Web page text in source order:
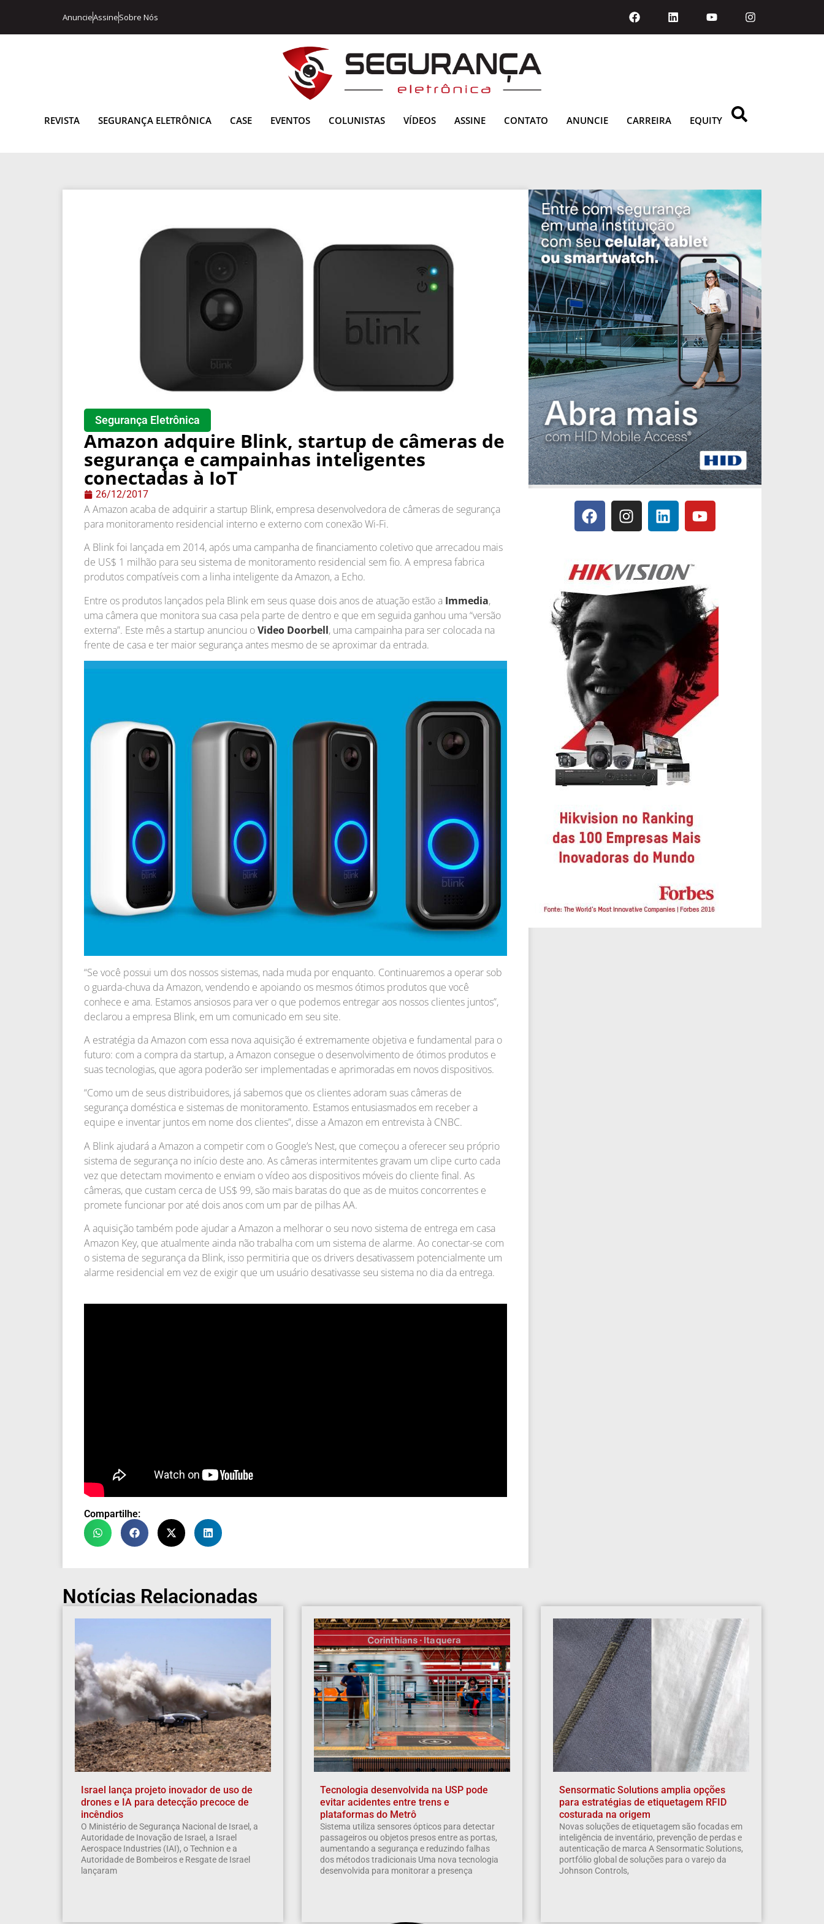
AnuncieAssineSobre Nós
REVISTA SEGURANÇA ELETRÔNICA CASE EVENTOS COLUNISTAS VÍDEOS ASSINE CONTATO ANUNCIE CARREIRA EQUITY
Segurança Eletrônica
Amazon adquire Blink, startup de câmeras de
segurança e campainhas inteligentes
conectadas à IoT
26/12/2017
A Amazon acaba de adquirir a startup Blink, empresa desenvolvedora de câmeras de segurança
para monitoramento residencial interno e externo com conexão Wi-Fi.
A Blink foi lançada em 2014, após uma campanha de financiamento coletivo que arrecadou mais
de US$ 1 milhão para seu sistema de monitoramento residencial sem fio. A empresa fabrica
produtos compatíveis com a linha inteligente da Amazon, a Echo.
Entre os produtos lançados pela Blink em seus quase dois anos de atuação estão a Immedia,
uma câmera que monitora sua casa pela parte de dentro e que em seguida ganhou uma “versão
externa”. Este mês a startup anunciou oVideo Doorbell, uma campainha para ser colocada na
frente de casa e ter maior segurança antes mesmo de se aproximar da entrada.
“Se você possui um dos nossos sistemas, nada muda por enquanto. Continuaremos a operar sob
o guarda-chuva da Amazon, vendendo e apoiando os mesmos ótimos produtos que você
conhece e ama. Estamos ansiosos para ver o que podemos entregar aos nossos clientes juntos”,
declarou a empresa Blink, em um comunicado em seu site.
A estratégia da Amazon com essa nova aquisição é extremamente objetiva e fundamental para o
futuro: com a compra da startup, a Amazon consegue o desenvolvimento de ótimos produtos e
suas tecnologias, que agora poderão ser implementadas e aprimoradas em novos dispositivos.
“Como um de seus distribuidores, já sabemos que os clientes adoram suas câmeras de
segurança doméstica e sistemas de monitoramento. Estamos entusiasmados em receber a
equipe e inventar juntos em nome dos clientes”, disse a Amazon em entrevista à CNBC.
A Blink ajudará a Amazon a competir com o Google’s Nest, que começou a oferecer seu próprio
sistema de segurança no início deste ano. As câmeras intermitentes gravam um clipe curto cada
vez que detectam movimento e enviam o vídeo aos dispositivos móveis do cliente final. As
câmeras, que custam cerca de US$ 99, são mais baratas do que as de muitos concorrentes e
promete funcionar por até dois anos com um par de pilhas AA.
A aquisição também pode ajudar a Amazon a melhorar o seu novo sistema de entrega em casa
Amazon Key, que atualmente ainda não trabalha com um sistema de alarme. Ao conectar-se com
o sistema de segurança da Blink, isso permitiria que os drivers desativassem potencialmente um
alarme residencial em vez de exigir que um usuário desativasse seu sistema no dia da entrega.
Compartilhe:
Notícias Relacionadas
Israel lança projeto inovador de uso de
drones e IA para detecção precoce de
incêndios
O Ministério de Segurança Nacional de Israel, a
Autoridade de Inovação de Israel, a Israel
Aerospace Industries (IAI), o Technion e a
Autoridade de Bombeiros e Resgate de Israel
lançaram
Tecnologia desenvolvida na USP pode
evitar acidentes entre trens e
plataformas do Metrô
Sistema utiliza sensores ópticos para detectar
passageiros ou objetos presos entre as portas,
aumentando a segurança e reduzindo falhas
dos métodos tradicionais Uma nova tecnologia
desenvolvida para monitorar a presença
Sensormatic Solutions amplia opções
para estratégias de etiquetagem RFID
costurada na origem
Novas soluções de etiquetagem são focadas em
inteligência de inventário, prevenção de perdas e
autenticação de marca A Sensormatic Solutions,
portfólio global de soluções para o varejo da
Johnson Controls,